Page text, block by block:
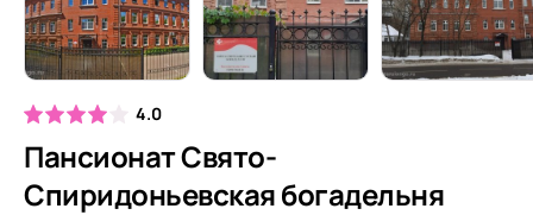
4.0
Пансионат Свято-
Спиридоньевская богадельня